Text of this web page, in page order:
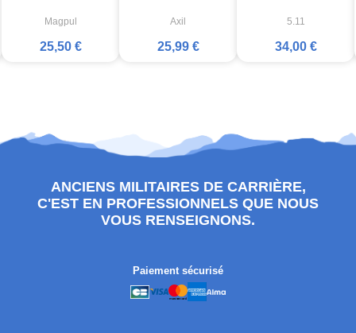
Magpul
25,50 €
Axil
25,99 €
5.11
34,00 €
ANCIENS MILITAIRES DE CARRIÈRE,
C'EST EN PROFESSIONNELS QUE NOUS
VOUS RENSEIGNONS.
Paiement sécurisé